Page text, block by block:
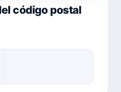
código postal